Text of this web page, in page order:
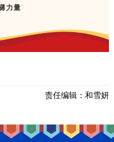
力量
责任编辑： 和雪妍